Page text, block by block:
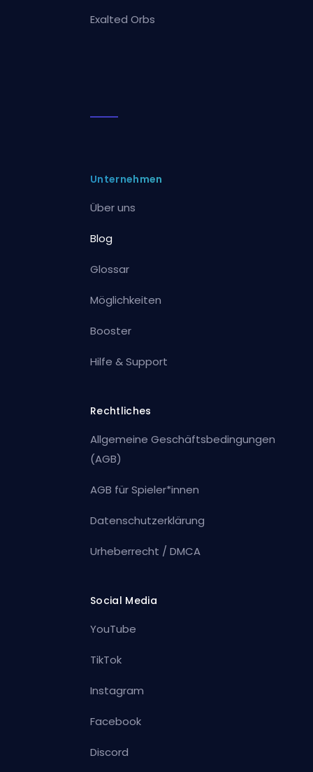
Exalted Orbs
Unternehmen
Über uns
Blog
Glossar
Möglichkeiten
Booster
Hilfe & Support
Rechtliches
Allgemeine Geschäftsbedingungen
(AGB)
AGB für Spieler*innen
Datenschutzerklärung
Urheberrecht / DMCA
Social Media
YouTube
TikTok
Instagram
Facebook
Discord